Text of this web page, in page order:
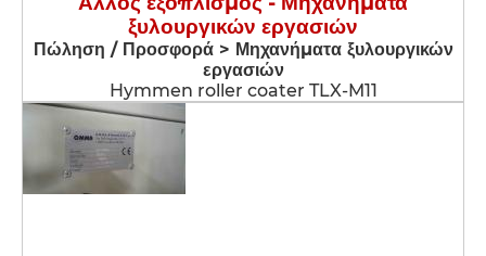
ξυλουργικών εργασιών
Πώληση / Προσφορά > Μηχανήματα ξυλουργικών
εργασιών
Hymmen roller coater TLX-M11